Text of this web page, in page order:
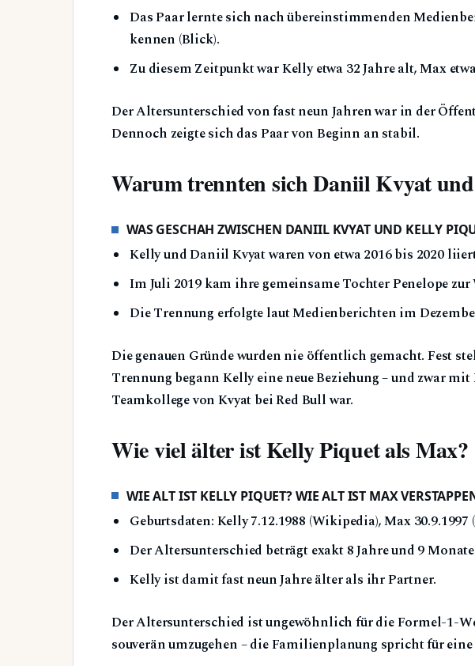
Das Paar lernte sich nach übereinstimmenden
kennen (Blick).
Zu diesem Zeitpunkt war Kelly etwa 32 Jahre alt, Max
Der Altersunterschied von fast neun Jahren war in der
Dennoch zeigte sich das Paar von Beginn an stabil.
Warum trennten sich Daniil Kvyat
WAS GESCHAH ZWISCHEN DANIIL KVYAT UND KELLY
Kelly und Daniil Kvyat waren von etwa 2016 bis 2020
Im Juli 2019 kam ihre gemeinsame Tochter Penelope
Die Trennung erfolgte laut Medienberichten im
Die genauen Gründe wurden nie öffentlich gemacht. Fest
Trennung begann Kelly eine neue Beziehung – und zwar
Teamkollege von Kvyat bei Red Bull war.
Wie viel älter ist Kelly Piquet als Max?
WIE ALT IST KELLY PIQUET? WIE ALT IST MAX
Geburtsdaten: Kelly 7.12.1988 (Wikipedia), Max
Der Altersunterschied beträgt exakt 8 Jahre und 9
Kelly ist damit fast neun Jahre älter als ihr Partner.
Der Altersunterschied ist ungewöhnlich für die Formel-1-
souverän umzugehen – die Familienplanung spricht für eine